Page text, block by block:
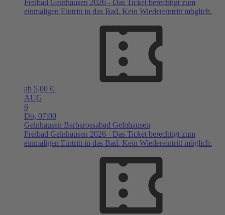
Freibad Gelnhausen 2026 - Das Ticket berechtigt zum
einmaligen Eintritt in das Bad. Kein Wiedereintritt möglich.
ab 5,00 €
AUG
6
Do, 07:00
Gelnhausen Barbarossabad Gelnhausen
Freibad Gelnhausen 2026 - Das Ticket berechtigt zum
einmaligen Eintritt in das Bad. Kein Wiedereintritt möglich.